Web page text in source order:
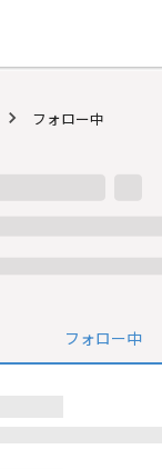
フォロー中
フォロー中